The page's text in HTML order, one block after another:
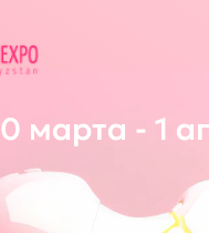
- 1 апреля